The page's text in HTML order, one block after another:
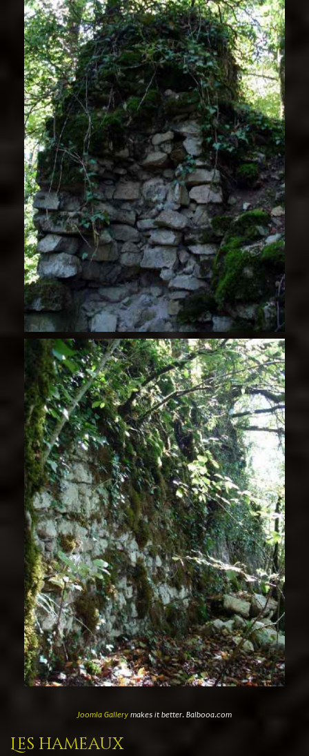
Joomla Gallerymakes it better. Balbooa.com
Les hameaux